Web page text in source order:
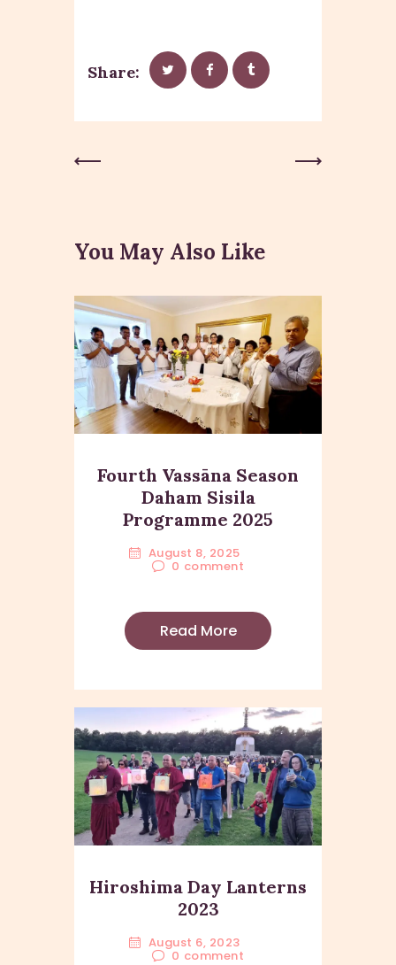
Share:
Post
You May Also Like
Fourth Vassāna Season
Daham Sisila
Programme 2025
August 8, 2025
0 comment
Read More
Hiroshima Day Lanterns
2023
August 6, 2023
0 comment